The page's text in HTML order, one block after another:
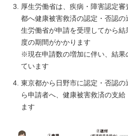
厚生労働省は、疾病・障害認定
都へ健康被害救済の認定・否認
生労働省が申請を受理してから
度の期間がかかります
※現在申請数の増加に伴い、結果
ています
東京都から日野市に認定・否認
ら申請者へ、健康被害救済の支
ます